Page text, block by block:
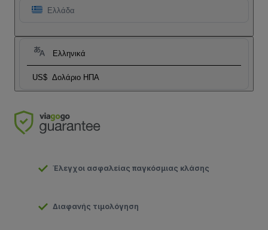
Ελλάδα
Ελληνικά
US$ Δολάριο ΗΠΑ
Έλεγχοι ασφαλείας παγκόσμιας κλάσης
Διαφανής τιμολόγηση